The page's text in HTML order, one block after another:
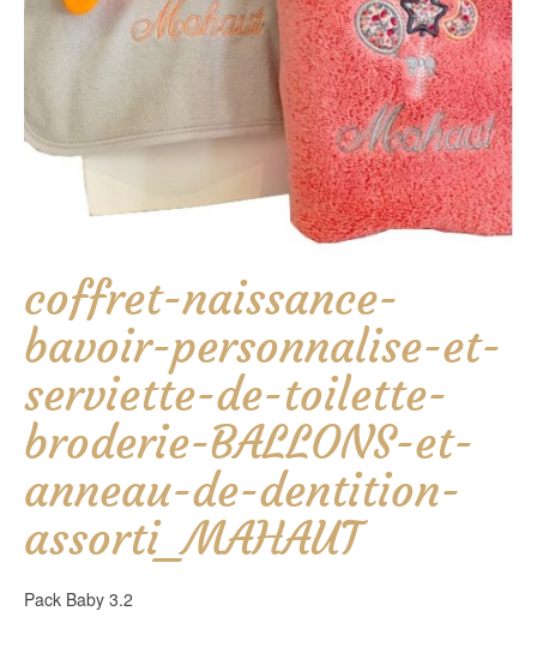
coffret-naissance-
bavoir-personnalise-et-
serviette-de-toilette-
broderie-BALLONS-et-
anneau-de-dentition-
assorti_MAHAUT
Pack Baby 3.2